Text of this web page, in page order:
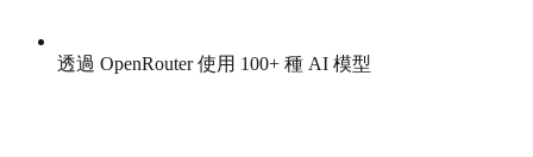
透過 OpenRouter 使用 100+ 種 AI 模型